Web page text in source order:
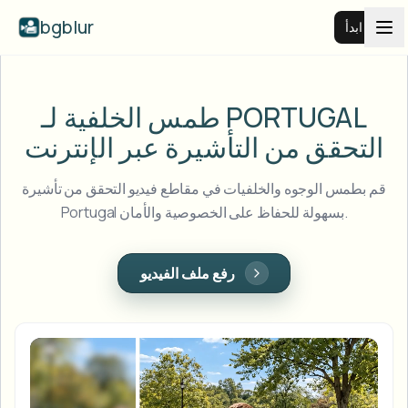
bgblur ابدأ
الأسعار
عرض جميع الأمثلة
تصفح مكتبة الأمثلة الكاملة
طمس الوجه
طمس لوحة السيارة
Browse every blur tool in one place
المدارس والتعليم
الموارد
طمس الخلفية لـ PORTUGAL
التحقق من التأشيرة عبر الإنترنت
قم بطمس الوجوه والخلفيات في مقاطع فيديو التحقق من تأشيرة
Portugal بسهولة للحفاظ على الخصوصية والأمان.
رفع ملف الفيديو